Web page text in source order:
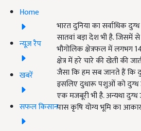
Home
न्यूज़ रैप
खबरें
सफल किसान
भारत दुनिया का सर्वाधिक
सातवां बड़ा देश भी है. जिसमें
भौगोलिक क्षेत्रफल में लगभग
क्षेत्र में हरे चारे की खेती की
जैसा कि हम सब जानते हैं कि
इसलिए दुधारू पशुओं को दुग्ध
एक मजबूरी भी है. अन्यथा दुग्ध
पास कृषि योग्य भूमि का